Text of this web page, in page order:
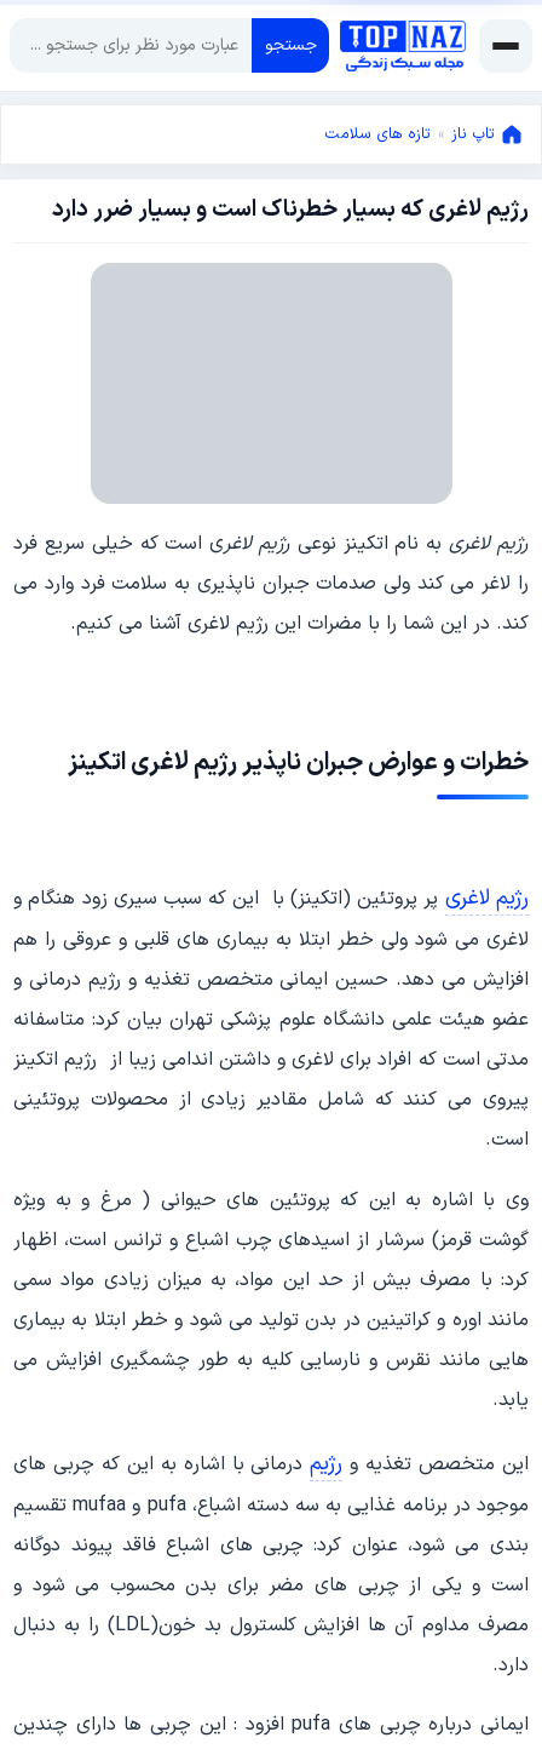
جستجو
تاپ ناز » تازه های سلامت
رژیم لاغری که بسیار خطرناک است و بسیار ضرر دارد
دسامبر
دسامبر
رژیم لاغریبه نام اتکینز نوعی رژیم لاغری است که خیلی سریع فرد
را لاغر می کند ولی صدمات جبران ناپذیری به سلامت فرد وارد می
کند. در این شما را با مضرات این رژیم لاغری آشنا می کنیم.
خطرات و عوارض جبران ناپذیر رژیم لاغری اتکینز
رژیم لاغری پر پروتئین (اتکینز) با این که سبب سیری زود هنگام و
لاغری می شود ولی خطر ابتلا به بیماری های قلبی و عروقی را هم
افزایش می دهد. حسین ایمانی متخصص تغذیه و رژیم درمانی و
عضو هیئت علمی دانشگاه علوم پزشکی تهران بیان کرد: متاسفانه
مدتی است که افراد برای لاغری و داشتن اندامی زیبا از رژیم اتکینز
پیروی می کنند که شامل مقادیر زیادی از محصولات پروتئینی
است.
وی با اشاره به این که پروتئین های حیوانی ( مرغ و به ویژه
گوشت قرمز) سرشار از اسیدهای چرب اشباع و ترانس است، اظهار
کرد: با مصرف بیش از حد این مواد، به میزان زیادی مواد سمی
مانند اوره و کراتینین در بدن تولید می شود و خطر ابتلا به بیماری
هایی مانند نقرس و نارسایی کلیه به طور چشمگیری افزایش می
یابد.
این متخصص تغذیه و رژیمدرمانی با اشاره به این که چربی های
موجود در برنامه غذایی به سه دسته اشباع، pufa و mufaa تقسیم
بندی می شود، عنوان کرد: چربی های اشباع فاقد پیوند دوگانه
است و یکی از چربی های مضر برای بدن محسوب می شود و
مصرف مداوم آن ها افزایش کلسترول بد خون(LDL) را به دنبال
دارد.
ایمانی درباره چربی های pufa افزود : این چربی ها دارای چندین